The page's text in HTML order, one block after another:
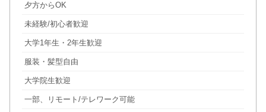
夕方からOK
未経験/初心者歓迎
大学1年生・2年生歓迎
服装・髪型自由
大学院生歓迎
一部、リモート/テレワーク可能